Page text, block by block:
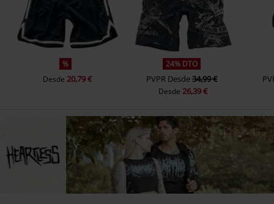
%
Desde 20,79 €
24% DTO
PVPR Desde34,99 €
Desde 26,39 €